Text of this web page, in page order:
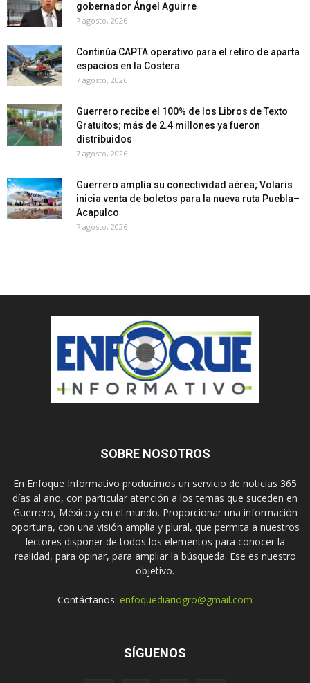
gobernador Ángel Aguirre
7 agosto, 2026
Continúa CAPTA operativo para el retiro de aparta
espacios en la Costera
7 agosto, 2026
Guerrero recibe el 100% de los Libros de Texto
Gratuitos; más de 2.4 millones ya fueron
distribuidos
7 agosto, 2026
Guerrero amplía su conectividad aérea; Volaris
inicia venta de boletos para la nueva ruta Puebla–
Acapulco
7 agosto, 2026
SOBRE NOSOTROS
En Enfoque Informativo producimos un servicio de noticias 365
días al año, con particular atención a los temas que suceden en
Guerrero, México y en el mundo. Proporcionar una información
oportuna, con una visión amplia y plural, que permita a nuestros
lectores disponer de todos los elementos para conocer la
realidad, para opinar, para ampliar la búsqueda. Ese es nuestro
objetivo.
Contáctanos: enfoquediariogro@gmail.com
SÍGUENOS